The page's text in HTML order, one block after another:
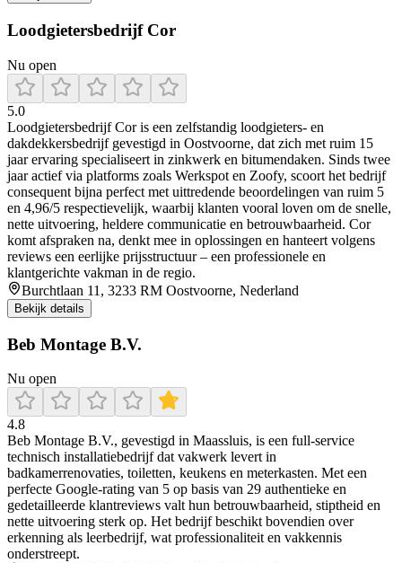
Loodgietersbedrijf Cor
Nu open
5.0
Loodgietersbedrijf Cor is een zelfstandig loodgieters- en
dakdekkersbedrijf gevestigd in Oostvoorne, dat zich met ruim 15
jaar ervaring specialiseert in zinkwerk en bitumendaken. Sinds twee
jaar actief via platforms zoals Werkspot en Zoofy, scoort het bedrijf
consequent bijna perfect met uittredende beoordelingen van ruim 5
en 4,96/5 respectievelijk, waarbij klanten vooral loven om de snelle,
nette uitvoering, heldere communicatie en betrouwbaarheid. Cor
komt afspraken na, denkt mee in oplossingen en hanteert volgens
reviews een eerlijke prijsstructuur – een professionele en
klantgerichte vakman in de regio.
Burchtlaan 11, 3233 RM Oostvoorne, Nederland
Bekijk details
Beb Montage B.V.
Nu open
4.8
Beb Montage B.V., gevestigd in Maassluis, is een full-service
technisch installatiebedrijf dat vakwerk levert in
badkamerrenovaties, toiletten, keukens en meterkasten. Met een
perfecte Google-rating van 5 op basis van 29 authentieke en
gedetailleerde klantreviews valt hun betrouwbaarheid, stiptheid en
nette uitvoering sterk op. Het bedrijf beschikt bovendien over
erkenning als leerbedrijf, wat professionaliteit en vakkennis
onderstreept.